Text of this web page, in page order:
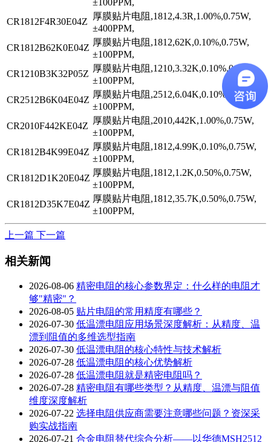
±100PPM,
CR1812F4R30E04Z
厚膜贴片电阻,1812,4.3R,1.00%,0.75W,
±400PPM,
CR1812B62K0E04Z
厚膜贴片电阻,1812,62K,0.10%,0.75W,
±100PPM,
CR1210B3K32P05Z
厚膜贴片电阻,1210,3.32K,0.10%,0.5W,
±100PPM,
CR2512B6K04E04Z
厚膜贴片电阻,2512,6.04K,0.10%,1W,
±100PPM,
CR2010F442KE04Z
厚膜贴片电阻,2010,442K,1.00%,0.75W,
±100PPM,
CR1812B4K99E04Z
厚膜贴片电阻,1812,4.99K,0.10%,0.75W,
±100PPM,
CR1812D1K20E04Z
厚膜贴片电阻,1812,1.2K,0.50%,0.75W,
±100PPM,
CR1812D35K7E04Z
厚膜贴片电阻,1812,35.7K,0.50%,0.75W,
±100PPM,
上一篇 下一篇
相关新闻
2026-08-06 精密电阻的核心参数界定：什么样的电阻才
够"精密"？
2026-08-05 贴片电阻的常用精度有哪些？
2026-07-30 低温漂电阻应用场景深度解析：从精度、温
漂到阻值的多维选型指南
2026-07-30 低温漂电阻的核心特性与技术解析
2026-07-28 低温漂电阻的核心优势解析
2026-07-28 低温漂电阻就是精密电阻吗？
2026-07-28 精密电阻有哪些类型？从精度、温漂与阻值
维度深度解析
2026-07-22 选择电阻供应商需要注意哪些问题？资深采
购实战指南
2026-07-21 合金电阻替代综合分析——以华德MSH2512